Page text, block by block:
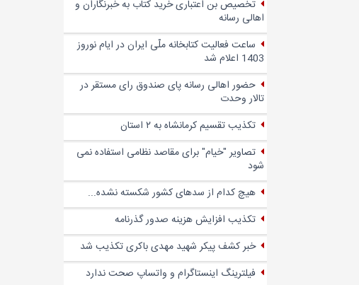
تخصیص بن اعتباری خرید کتاب به خبرنگاران و
اهالی رسانه
ساعت فعالیت کتابخانه ملّی ایران در ایام نوروز
1403 اعلام شد
حضور اهالی رسانه پای صندوق‌ رای مستقر در
تالار وحدت
تکذیب تقسیم کرمانشاه به ۲ استان
تصاویر "خیام" برای مقاصد نظامی استفاده نمی
شود
هیچ کدام از سدهای کشور شکسته نشده...
تکذیب افزایش هزینه صدور گذرنامه
خبر کشف پیکر شهید مهدی باکری تکذیب شد
فیلترینگ اینستاگرام و واتساپ صحت ندارد